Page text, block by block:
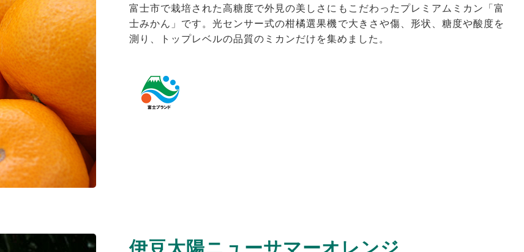
富士市で栽培された高糖度で外見の美しさにもこだわったプレミアムミカン「富
士みかん」です。光センサー式の柑橘選果機で大きさや傷、形状、糖度や酸度を
測り、トップレベルの品質のミカンだけを集めました。